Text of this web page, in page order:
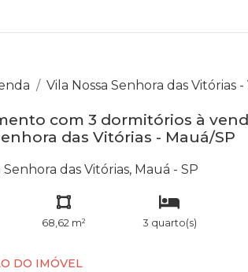
Vila Nossa Senhora das Vitórias
com 3 dormitórios à
das Vitórias - Mauá/SP
Senhora das Vitórias, Mauá - SP
68,62 m² 3 quarto(s)
DO IMÓVEL